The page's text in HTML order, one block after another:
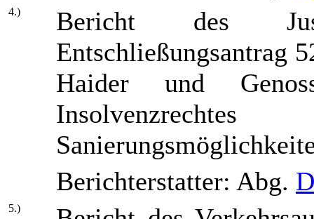
4.)
Bericht des
Entschließungsantrag
Haider und
Berichterstatter: Abg.
5.)